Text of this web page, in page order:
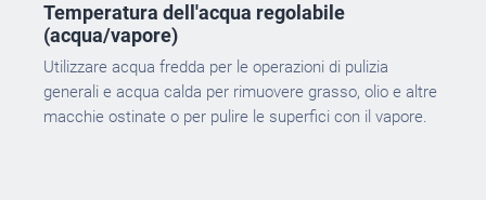
Temperatura dell'acqua regolabile
(acqua/vapore)
Utilizzare acqua fredda per le operazioni di pulizia
generali e acqua calda per rimuovere grasso, olio e altre
macchie ostinate o per pulire le superfici con il vapore.